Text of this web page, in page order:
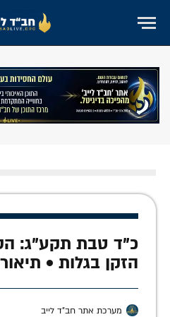
כ"ד טבת תקע"ג:
הזקן בגלות •
מערכת אתר חב"ד לייב